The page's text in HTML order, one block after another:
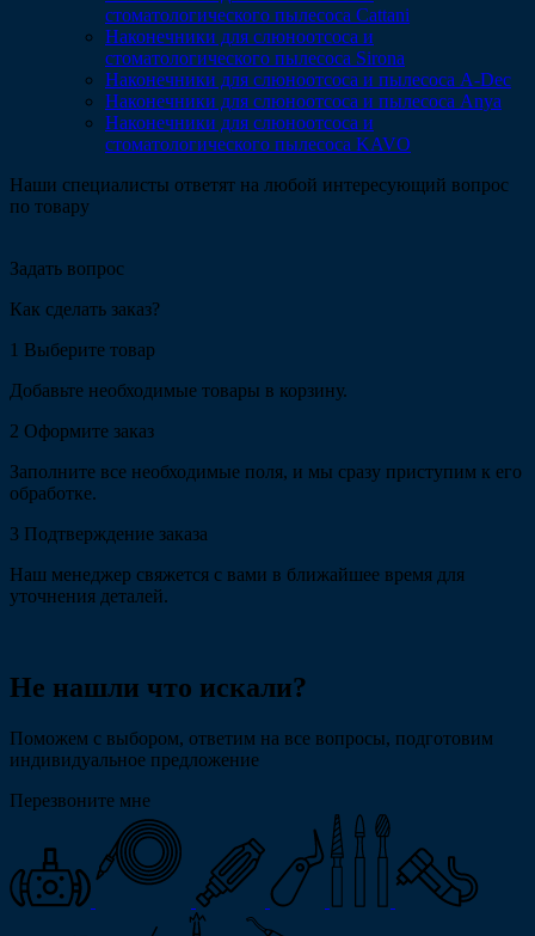
стоматологического пылесоса Cattani
Наконечники для слюноотсоса и
стоматологического пылесоса Sirona
Наконечники для слюноотсоса и пылесоса A-Dec
Наконечники для слюноотсоса и пылесоса Anya
Наконечники для слюноотсоса и
стоматологического пылесоса KAVO
Наши специалисты ответят на любой интересующий вопрос
по товару
Задать вопрос
Как сделать заказ?
1 Выберите товар
Добавьте необходимые товары в корзину.
2 Оформите заказ
Заполните все необходимые поля, и мы сразу приступим к его
обработке.
3 Подтверждение заказа
Наш менеджер свяжется с вами в ближайшее время для
уточнения деталей.
Не нашли что искали?
Поможем с выбором, ответим на все вопросы, подготовим
индивидуальное предложение
Перезвоните мне